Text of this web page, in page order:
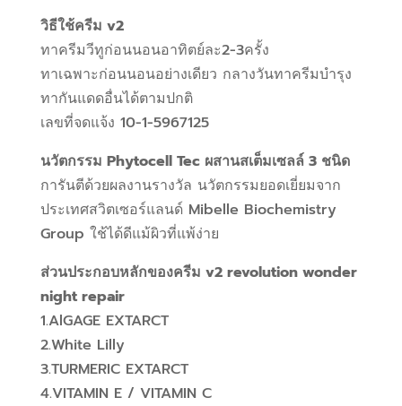
วิธีใช้ครีม v2
ทาครีมวีทูก่อนนอนอาทิตย์ละ2-3ครั้ง
ทาเฉพาะก่อนนอนอย่างเดียว กลางวันทาครีมบำรุง
ทากันแดดอื่นได้ตามปกติ
เลขที่จดแจ้ง 10-1-5967125
นวัตกรรม Phytocell Tec ผสานสเต็มเซลล์ 3 ชนิด
การันตีด้วยผลงานรางวัล นวัตกรรมยอดเยี่ยมจาก
ประเทศสวิตเซอร์แลนด์ Mibelle Biochemistry
Group ใช้ได้ดีแม้ผิวที่แพ้ง่าย
ส่วนประกอบหลักของครีม v2 revolution wonder
night repair
1.AlGAGE EXTARCT
2.White Lilly
3.TURMERIC EXTARCT
4.VITAMIN E / VITAMIN C